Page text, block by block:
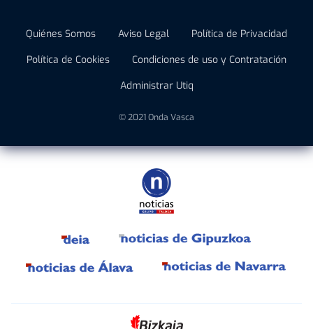
Quiénes Somos Aviso Legal
Política de Privacidad
Política de Cookies
Condiciones de uso y Contratación
Administrar Utiq
© 2021 Onda Vasca